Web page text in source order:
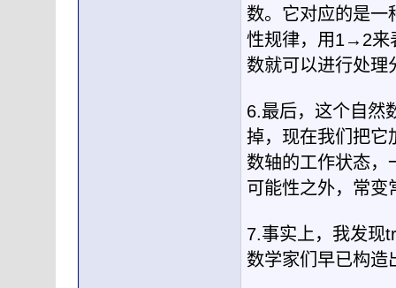
数。它对应的是一
性规律，用1→2来
数就可以进行处理
6.最后，这个自然
掉，现在我们把它
数轴的工作状态，
可能性之外，常变
7.事实上，我发现
数学家们早已构造